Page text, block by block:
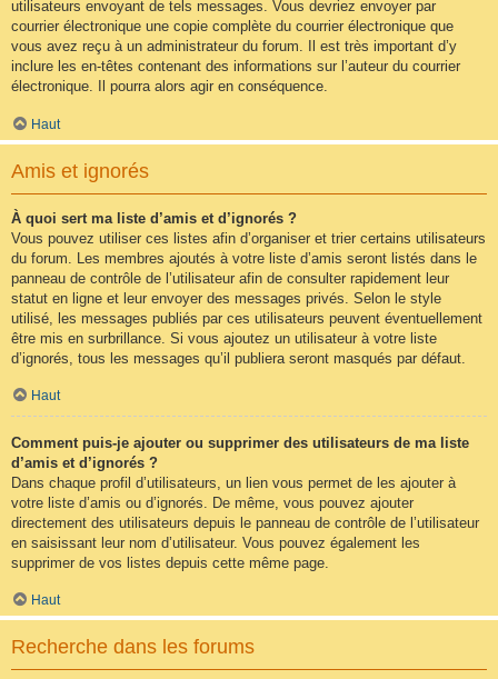
utilisateurs envoyant de tels messages. Vous devriez envoyer par
courrier électronique une copie complète du courrier électronique que
vous avez reçu à un administrateur du forum. Il est très important d’y
inclure les en-têtes contenant des informations sur l’auteur du courrier
électronique. Il pourra alors agir en conséquence.
Haut
Amis et ignorés
À quoi sert ma liste d’amis et d’ignorés ?
Vous pouvez utiliser ces listes afin d’organiser et trier certains utilisateurs
du forum. Les membres ajoutés à votre liste d’amis seront listés dans le
panneau de contrôle de l’utilisateur afin de consulter rapidement leur
statut en ligne et leur envoyer des messages privés. Selon le style
utilisé, les messages publiés par ces utilisateurs peuvent éventuellement
être mis en surbrillance. Si vous ajoutez un utilisateur à votre liste
d’ignorés, tous les messages qu’il publiera seront masqués par défaut.
Haut
Comment puis-je ajouter ou supprimer des utilisateurs de ma liste
d’amis et d’ignorés ?
Dans chaque profil d’utilisateurs, un lien vous permet de les ajouter à
votre liste d’amis ou d’ignorés. De même, vous pouvez ajouter
directement des utilisateurs depuis le panneau de contrôle de l’utilisateur
en saisissant leur nom d’utilisateur. Vous pouvez également les
supprimer de vos listes depuis cette même page.
Haut
Recherche dans les forums